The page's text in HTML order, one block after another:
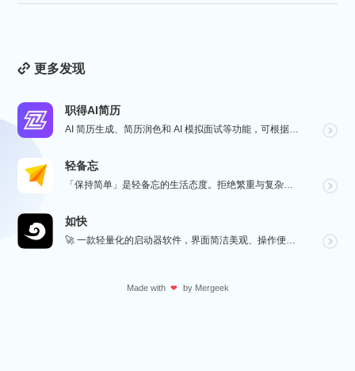
更多发现
职得AI简历
AI 简历生成、简历润色和 AI 模拟面试等功能，可根据指定的求职岗位，一键快速生成高匹配的简历内容...
轻备忘
「保持简单」是轻备忘的生活态度。拒绝繁重与复杂，致力于快速记录与回顾，打造如轻风拂面、水过无痕的使用...
如快
🚀 一款轻量化的启动器软件，界面简洁美观、操作便捷，并且支持插件开发。支持全键盘操作。开发者目前处于...
Made with ❤ by Mergeek